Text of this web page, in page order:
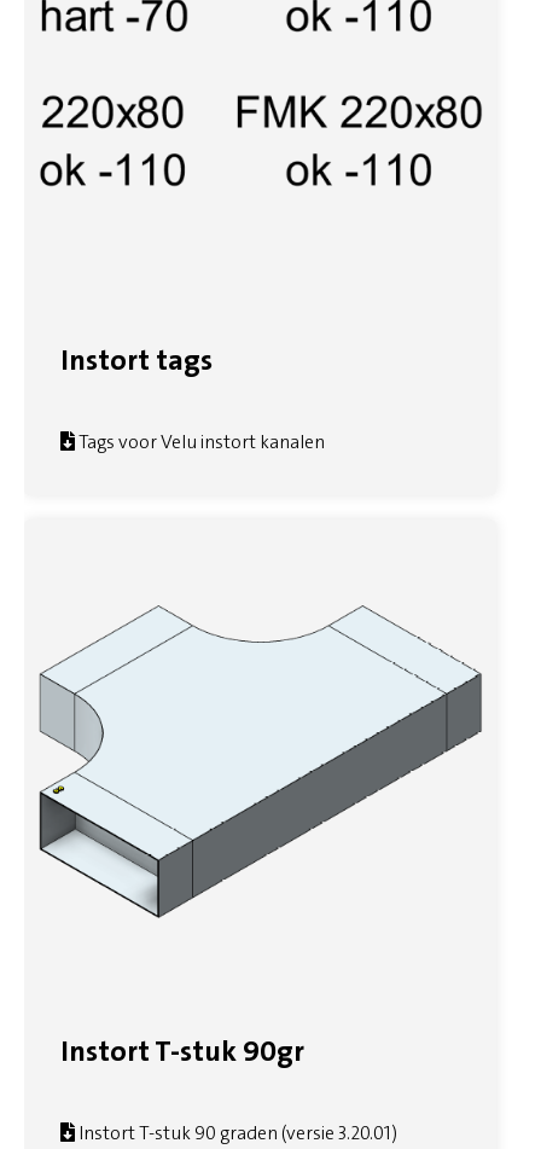
Instort tags
Tags voor Velu instort kanalen
Instort T-stuk 90gr
Instort T-stuk 90 graden (versie 3.20.01)